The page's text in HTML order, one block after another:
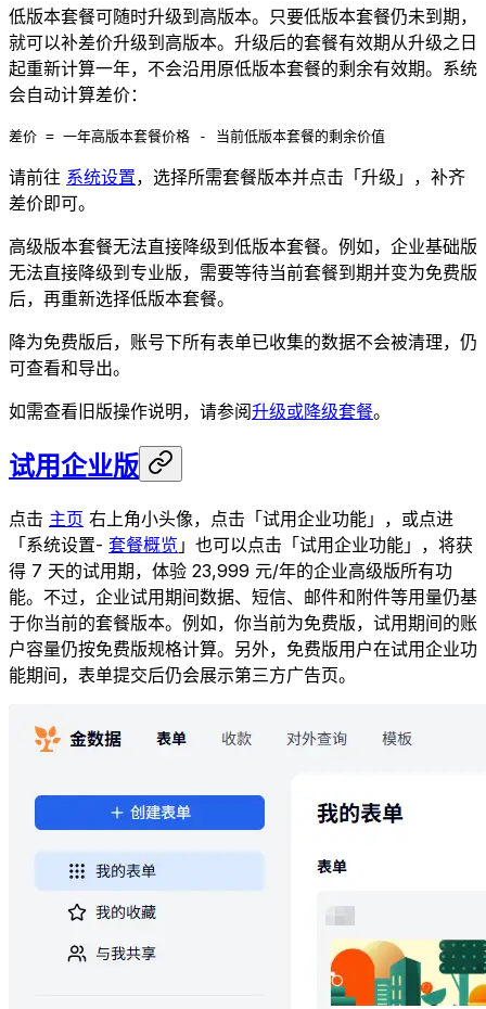
低版本套餐可随时升级到高版本。只要低版本套餐仍未到期，
就可以补差价升级到高版本。升级后的套餐有效期从升级之日
起重新计算一年，不会沿用原低版本套餐的剩余有效期。系统
会自动计算差价：
差价 = 一年高版本套餐价格 - 当前低版本套餐的剩余价值
请前往 系统设置，选择所需套餐版本并点击「升级」，补齐
差价即可。
高级版本套餐无法直接降级到低版本套餐。例如，企业基础版
无法直接降级到专业版，需要等待当前套餐到期并变为免费版
后，再重新选择低版本套餐。
降为免费版后，账号下所有表单已收集的数据不会被清理，仍
可查看和导出。
如需查看旧版操作说明，请参阅升级或降级套餐。
试用企业版
点击 主页 右上角小头像，点击「试用企业功能」，或点进
「系统设置- 套餐概览 」也可以点击「试用企业功能」，将获
得 7 天的试用期，体验 23,999 元/年的企业高级版所有功
能。不过，企业试用期间数据、短信、邮件和附件等用量仍基
于你当前的套餐版本。例如，你当前为免费版，试用期间的账
户容量仍按免费版规格计算。另外，免费版用户在试用企业功
能期间，表单提交后仍会展示第三方广告页。